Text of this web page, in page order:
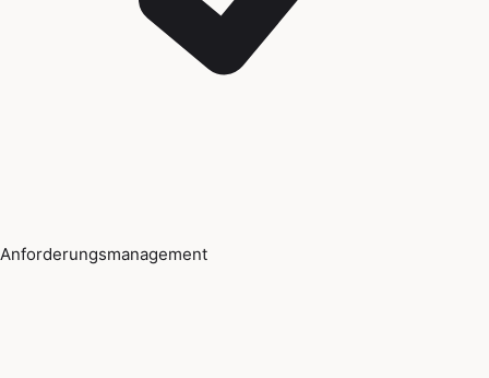
Anforderungsmanagement